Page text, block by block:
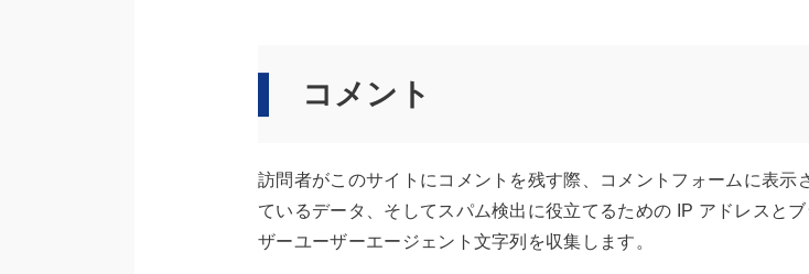
コメント
訪問者がこのサイトにコメントを残す際、コメントフォームに表示
ているデータ、そしてスパム検出に役立てるための IP アドレスとブ
ザーユーザーエージェント文字列を収集します。